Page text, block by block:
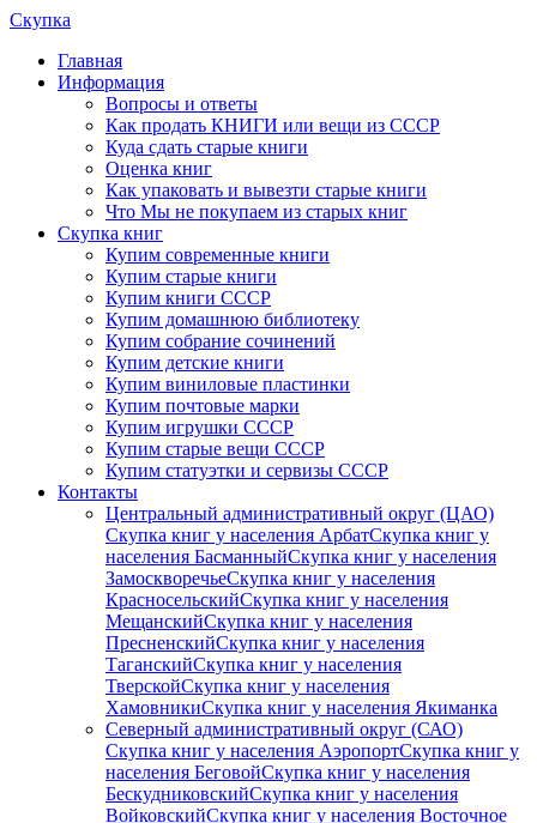
Скупка
Главная
Информация
Вопросы и ответы
Как продать КНИГИ или вещи из СССР
Куда сдать старые книги
Оценка книг
Как упаковать и вывезти старые книги
Что Мы не покупаем из старых книг
Скупка книг
Купим современные книги
Купим старые книги
Купим книги СССР
Купим домашнюю библиотеку
Купим собрание сочинений
Купим детские книги
Купим виниловые пластинки
Купим почтовые марки
Купим игрушки СССР
Купим старые вещи СССР
Купим статуэтки и сервизы СССР
Контакты
Центральный административный округ (ЦАО)
Скупка книг у населения АрбатСкупка книг у
населения БасманныйСкупка книг у населения
ЗамоскворечьеСкупка книг у населения
КрасносельскийСкупка книг у населения
МещанскийСкупка книг у населения
ПресненскийСкупка книг у населения
ТаганскийСкупка книг у населения
ТверскойСкупка книг у населения
ХамовникиСкупка книг у населения Якиманка
Северный административный округ (САО)
Скупка книг у населения АэропортСкупка книг у
населения БеговойСкупка книг у населения
БескудниковскийСкупка книг у населения
ВойковскийСкупка книг у населения Восточное